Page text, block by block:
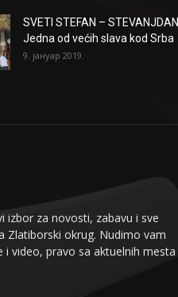
SVETI STEFAN – STEVANJDAN
Jedna od većih slava kod Srba
9. јануар 2019.
izbor za novosti, zabavu i sve
Zlatiborski okrug. Nudimo vam
video, pravo sa aktuelnih mesta